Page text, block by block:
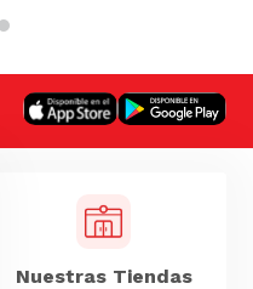
Nuestras Tiendas